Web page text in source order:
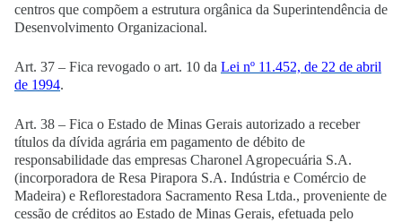
centros que compõem a estrutura orgânica da Superintendência de
Desenvolvimento Organizacional.
Art. 37 – Fica revogado o art. 10 da Lei nº 11.452, de 22 de abril
de 1994.
Art. 38 – Fica o Estado de Minas Gerais autorizado a receber
títulos da dívida agrária em pagamento de débito de
responsabilidade das empresas Charonel Agropecuária S.A.
(incorporadora de Resa Pirapora S.A. Indústria e Comércio de
Madeira) e Reflorestadora Sacramento Resa Ltda., proveniente de
cessão de créditos ao Estado de Minas Gerais, efetuada pelo